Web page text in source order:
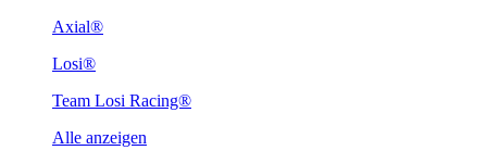
Axial®
Losi®
Team Losi Racing®
Alle anzeigen